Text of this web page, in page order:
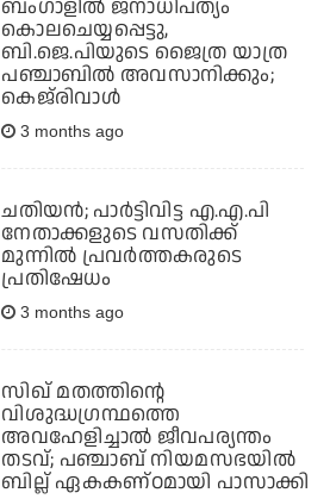
ബംഗാളിൽ ജനാധിപത്യം
കൊലചെയ്യപ്പെട്ടു,
ബി.ജെ.പിയുടെ ജൈത്ര യാത്ര
പഞ്ചാബിൽ അവസാനിക്കും;
കെജ്‌രിവാൾ
3 months ago
ചതിയന്‍; പാര്‍ട്ടിവിട്ട എ.എ.പി
നേതാക്കളുടെ വസതിക്ക്
മുന്നില്‍ പ്രവര്‍ത്തകരുടെ
പ്രതിഷേധം
3 months ago
സിഖ് മതത്തിന്റെ
വിശുദ്ധഗ്രന്ഥത്തെ
അവഹേളിച്ചാല്‍ ജീവപര്യന്തം
തടവ്; പഞ്ചാബ് നിയമസഭയില്‍
ബില്ല് ഏകകണ്ഠമായി പാസാക്കി